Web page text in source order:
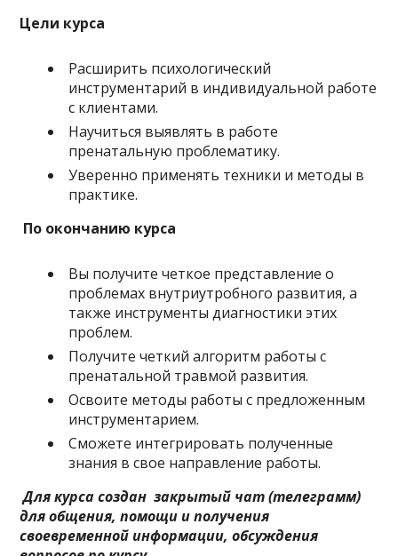
Цели курса
Расширить психологический
инструментарий в индивидуальной работе
с клиентами.
Научиться выявлять в работе
пренатальную проблематику.
Уверенно применять техники и методы в
практике.
По окончанию курса
Вы получите четкое представление о
проблемах внутриутробного развития, а
также инструменты диагностики этих
проблем.
Получите четкий алгоритм работы с
пренатальной травмой развития.
Освоите методы работы с предложенным
инструментарием.
Сможете интегрировать полученные
знания в свое направление работы.
Для курса создан закрытый чат (телеграмм)
для общения, помощи и получения
своевременной информации, обсуждения